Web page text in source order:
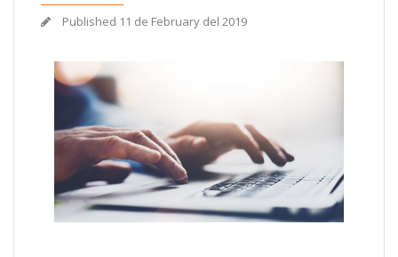
Published 11 de February del 2019